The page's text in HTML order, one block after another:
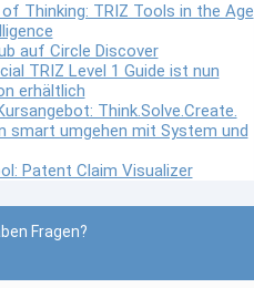
Thinking: TRIZ Tools in the Age
auf Circle Discover
TRIZ Level 1 Guide ist nun
erhältlich
Think.Solve.Create.
smart umgehen mit System und
Patent Claim Visualizer
Fragen?